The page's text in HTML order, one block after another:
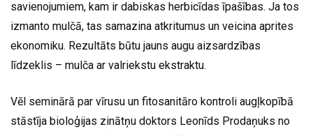
savienojumiem, kam ir dabiskas herbicīdas īpašības. Ja tos
izmanto mulčā, tas samazina atkritumus un veicina aprites
ekonomiku. Rezultāts būtu jauns augu aizsardzības
līdzeklis – mulča ar valriekstu ekstraktu.
Vēl seminārā par vīrusu un fitosanitāro kontroli augļkopībā
stāstīja bioloģijas zinātņu doktors Leonīds Prodaņuks no